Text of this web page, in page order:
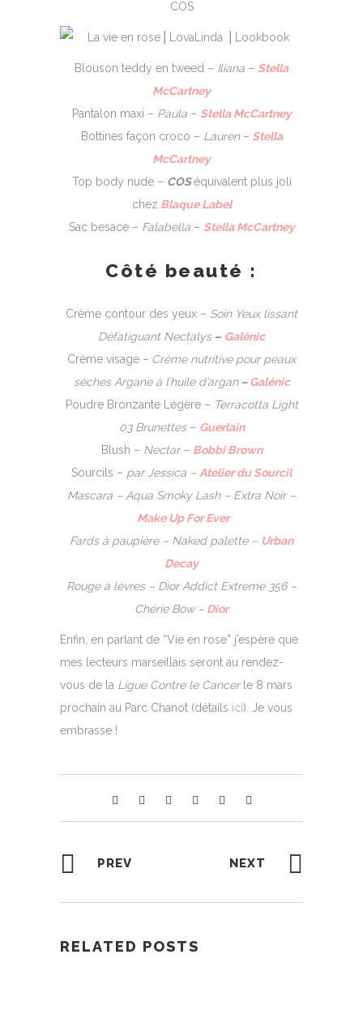
Blouson teddy en tweed – Iliana – Stella
McCartney
Pantalon maxi – Paula– Stella McCartney
Bottines façon croco – Lauren– Stella
McCartney
Top body nude – COSéquivalent plus joli
chez Blaque Label
Sac besace – Falabella– Stella McCartney
Côté beauté :
Crème contour des yeux – Soin Yeux lissant
Défatiguant Nectalys – Galénic
Crème visage – Crème nutritive pour peaux
sèchesArgane à l’huile d’argan–Galénic
Poudre Bronzante Légère – Terracotta Light
03 Brunettes– Guerlain
Blush – Nectar– Bobbi Brown
Sourcils – parJessica – Atelier du Sourcil
Mascara – Aqua Smoky Lash– Extra Noir–
Make Up For Ever
Fards à paupière – Naked palette – Urban
Decay
Rouge à lèvres – Dior Addict Extreme 356 –
Chérie Bow – Dior
Enfin, en parlant de “Vie en rose” j’espère que
mes lecteurs marseillais seront au rendez-
vous de la Ligue Contre le Cancerle 8 mars
prochain au Parc Chanot (détails ici). Je vous
embrasse !
PREV NEXT
RELATED POSTS